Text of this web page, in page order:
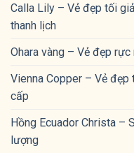
Calla Lily – Vẻ đẹp tối
thanh lịch
Ohara vàng – Vẻ đẹp
Vienna Copper – Vẻ đẹp
cấp
Hồng Ecuador Christa –
lượng